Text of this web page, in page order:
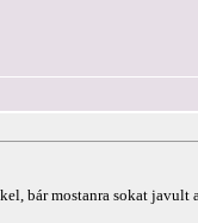
bár mostanra sokat